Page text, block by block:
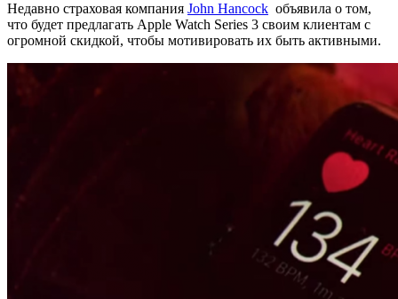
Недавно страховая компания John Hancock объявила о том,
что будет предлагать Apple Watch Series 3 своим клиентам с
огромной скидкой, чтобы мотивировать их быть активными.